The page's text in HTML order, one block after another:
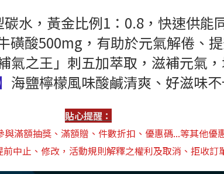
水，黃金比例1：0.8，快速供能
磺酸500mg，有助於元氣解倦、
補氣之王」刺五加萃取，滋補元氣
海鹽檸檬風味酸鹹清爽、好滋味
貼心提醒：
與滿額抽獎、滿額贈、件數折扣、優惠碼...等其他優
中止、修改，活動規則解釋之權利及取消、拒收訂